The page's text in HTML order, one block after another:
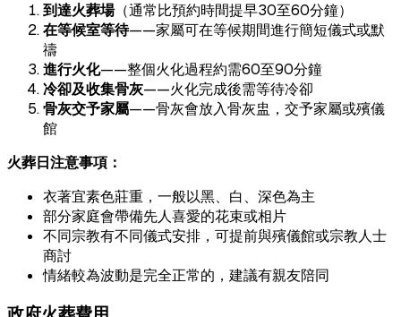
到達火葬場（通常比預約時間提早30至60分鐘）
在等候室等待——家屬可在等候期間進行簡短儀式或默
禱
進行火化——整個火化過程約需60至90分鐘
冷卻及收集骨灰——火化完成後需等待冷卻
骨灰交予家屬——骨灰會放入骨灰盅，交予家屬或殯儀
館
火葬日注意事項：
衣著宜素色莊重，一般以黑、白、深色為主
部分家庭會帶備先人喜愛的花束或相片
不同宗教有不同儀式安排，可提前與殯儀館或宗教人士
商討
情緒較為波動是完全正常的，建議有親友陪同